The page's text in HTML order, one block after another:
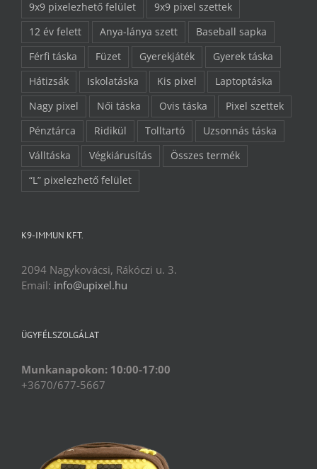
9x9 pixelezhető felület
9x9 pixel szettek
12 év felett
Anya-lánya szett
Baseball sapka
Férfi táska
Füzet Gyerekjáték
Gyerek táska
Hátizsák
Iskolatáska Kis pixel
Laptoptáska
Nagy pixel
Női táska Ovis táska
Pixel szettek
Pénztárca
Ridikül Tolltartó
Uzsonnás táska
Válltáska
Végkiárusítás
Összes termék
“L” pixelezhető felület
K9-IMMUN KFT.
2094 Nagykovácsi, Rákóczi u. 3.
Email: info@upixel.hu
ÜGYFÉLSZOLGÁLAT
Munkanapokon: 10:00-17:00
+3670/677-5667